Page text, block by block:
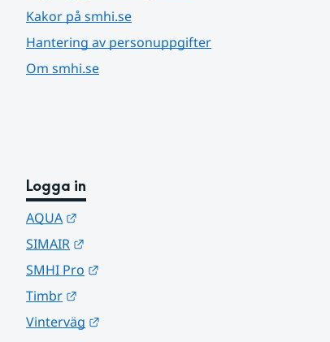
Kakor på smhi.se
Hantering av personuppgifter
Om smhi.se
Logga in
AQUA
SIMAIR
SMHI Pro
Timbr
Vinterväg